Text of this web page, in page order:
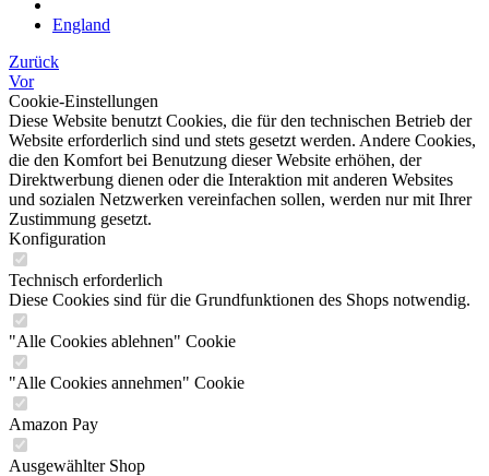
England
Zurück
Vor
Cookie-Einstellungen
Diese Website benutzt Cookies, die für den technischen Betrieb der
Website erforderlich sind und stets gesetzt werden. Andere Cookies,
die den Komfort bei Benutzung dieser Website erhöhen, der
Direktwerbung dienen oder die Interaktion mit anderen Websites
und sozialen Netzwerken vereinfachen sollen, werden nur mit Ihrer
Zustimmung gesetzt.
Konfiguration
Technisch erforderlich
Diese Cookies sind für die Grundfunktionen des Shops notwendig.
"Alle Cookies ablehnen" Cookie
"Alle Cookies annehmen" Cookie
Amazon Pay
Ausgewählter Shop